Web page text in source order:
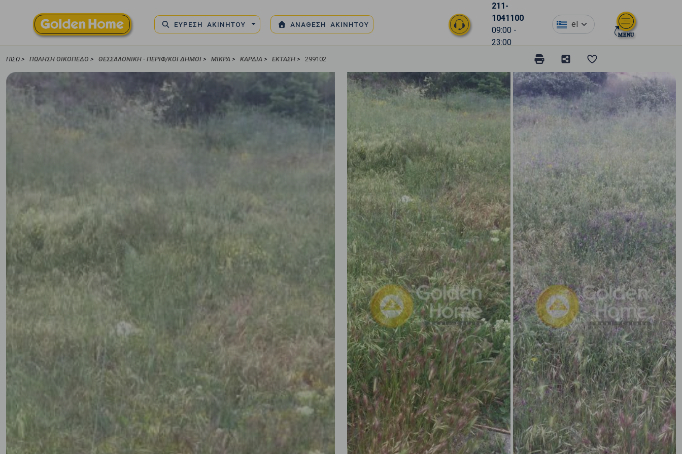
ΕΥΡΕΣΗ ΑΚΙΝΗΤΟΥ ΑΝΑΘΕΣΗ ΑΚΙΝΗΤΟΥ
211-
1041100
09:00 -
23:00
el
ΠΊΣΩ > ΠΏΛΗΣΗ ΟΙΚΌΠΕΔΟ > ΘΕΣΣΑΛΟΝΙΚΗ - ΠΕΡΙΦ/ΚΟΙ ΔΗΜΟΙ > ΜΙΚΡΑ > ΚΑΡΔΙΆ > ΈΚΤΑΣΗ > 299102